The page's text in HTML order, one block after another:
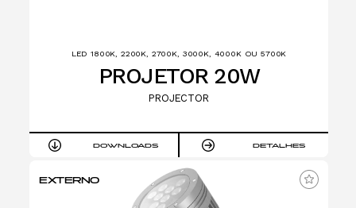
LED 1800K, 2200K, 2700K, 3000K, 4000K OU 5700K
PROJETOR 20W
PROJECTOR
DOWNLOADS DETALHES
EXTERNO